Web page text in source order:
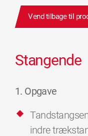
Vend tilbage til
Stangende
1. Opgave
indre